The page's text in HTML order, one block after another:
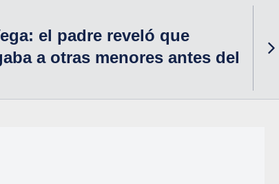
el padre reveló que
a otras menores antes del